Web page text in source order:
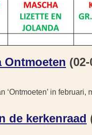
Ontmoeten
‘Ontmoeten’ in
de kerkenraad